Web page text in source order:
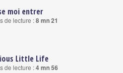
moi entrer
de lecture :8 mn 21
Little Life
de lecture :4 mn 56